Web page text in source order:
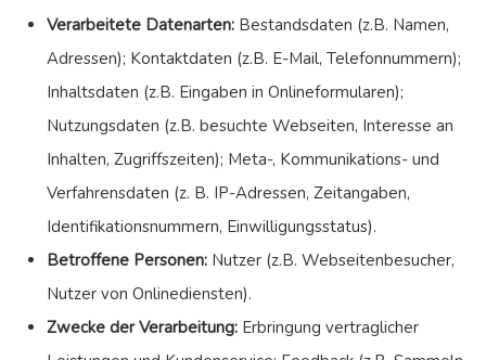
Verarbeitete Datenarten: Bestandsdaten (z.B. Namen,
Adressen); Kontaktdaten (z.B. E-Mail, Telefonnummern);
Inhaltsdaten (z.B. Eingaben in Onlineformularen);
Nutzungsdaten (z.B. besuchte Webseiten, Interesse an
Inhalten, Zugriffszeiten); Meta-, Kommunikations- und
Verfahrensdaten (z. B. IP-Adressen, Zeitangaben,
Identifikationsnummern, Einwilligungsstatus).
Betroffene Personen: Nutzer (z.B. Webseitenbesucher,
Nutzer von Onlinediensten).
Zwecke der Verarbeitung: Erbringung vertraglicher